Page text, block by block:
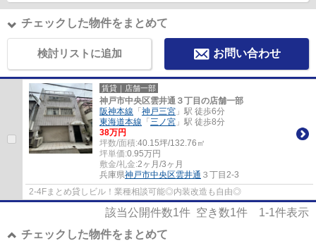
チェックした物件をまとめて
検討リストに追加 お問い合わせ
賃貸｜店舗一部
神戸市中央区雲井通３丁目の店舗一部
阪神本線 「 神戸三宮 」駅 徒歩6分
東海道本線 「 三ノ宮 」駅 徒歩8分
38万円
坪数/面積:40.15坪/132.76㎡
坪単価:0.95万円
敷金/礼金:2ヶ月/3ヶ月
兵庫県神戸市中央区雲井通 ３丁目2-3
2-4Fまとめ貸しビル！業種相談可能◎内装改造も自由◎
該当公開件数1件 空き数1件 1-1件表示
チェックした物件をまとめて